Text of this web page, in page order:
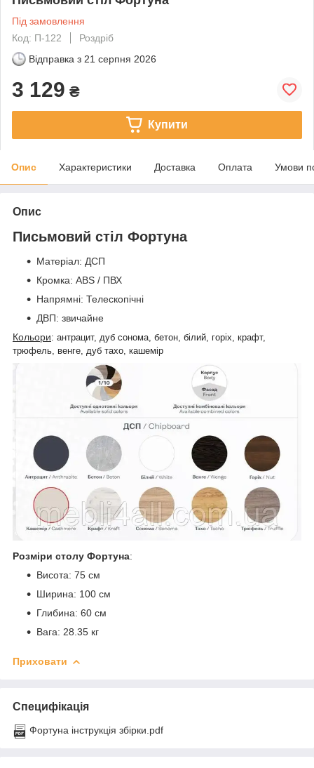
Під замовлення
Код: П-122
Роздріб
Відправка з 21 серпня 2026
3 129 ₴
Купити
Опис Характеристики Доставка Оплата Умови
Опис
Письмовий стіл Фортуна
Матеріал: ДСП
Кромка: ABS / ПВХ
Напрямні: Телескопічні
ДВП: звичайне
Кольори: антрацит, дуб сонома, бетон, білий, горіх, крафт,
трюфель, венге, дуб тахо, кашемір
Розміри столу Фортуна:
Висота: 75 см
Ширина: 100 см
Глибина: 60 см
Вага: 28.35 кг
Приховати
Специфікація
Фортуна інструкція збірки.pdf